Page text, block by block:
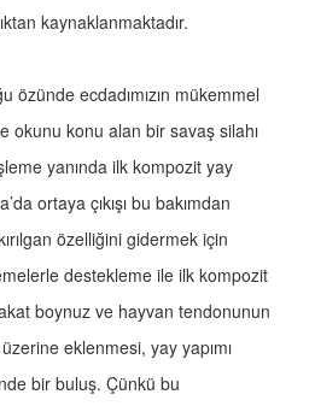
kaynaklanmaktadır.
özünde ecdadımızın mükemmel
okunu konu alan bir savaş silahı
yanında ilk kompozit yay
ortaya çıkışı bu bakımdan
özelliğini gidermek için
destekleme ile ilk kompozit
boynuz ve hayvan tendonunun
eklenmesi, yay yapımı
bir buluş. Çünkü bu